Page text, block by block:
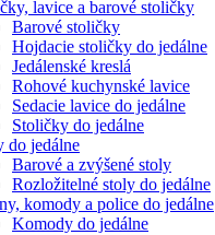
lavice a barové stoličky
Barové stoličky
Hojdacie stoličky do jedálne
Jedálenské kreslá
Rohové kuchynské lavice
Sedacie lavice do jedálne
Stoličky do jedálne
do jedálne
Barové a zvýšené stoly
Rozložitelné stoly do jedálne
komody a police do jedálne
Komody do jedálne